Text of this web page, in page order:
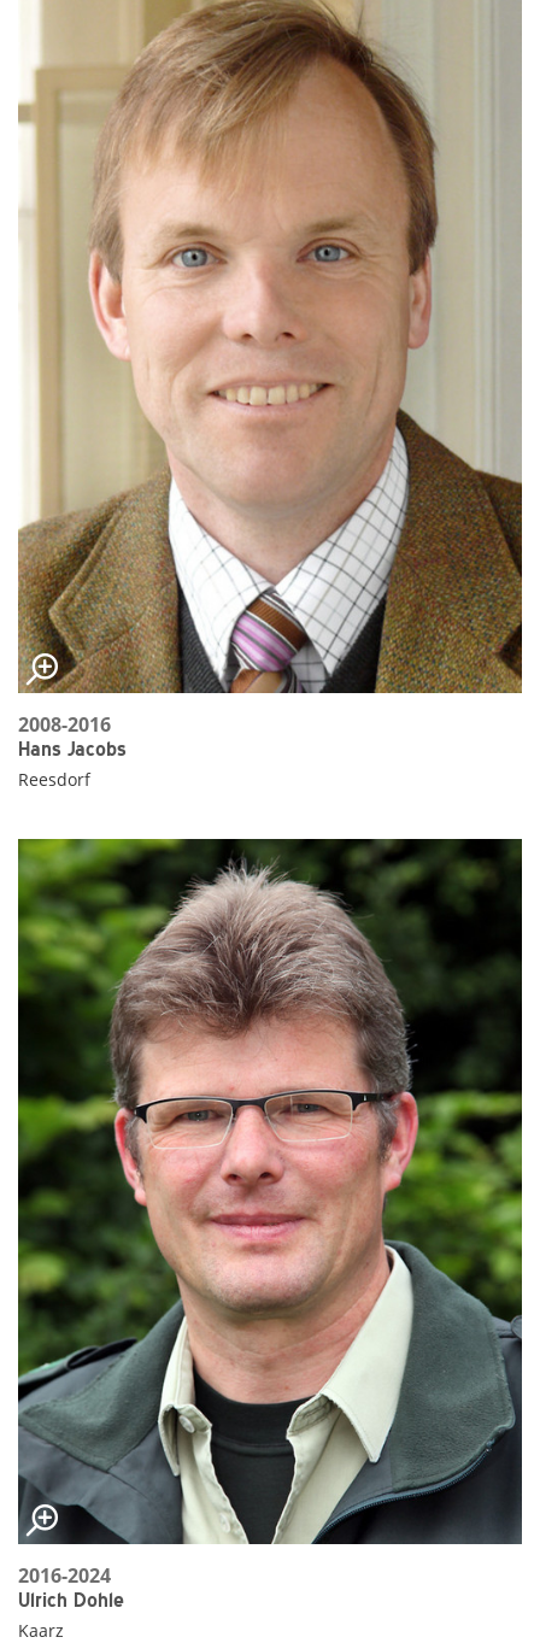
2008-2016
Hans Jacobs
Reesdorf
2016-2024
Ulrich Dohle
Kaarz